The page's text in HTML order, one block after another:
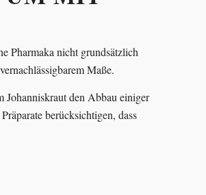
Pharmaka nicht grundsätzlich
Maße.
Johanniskraut den Abbau einiger
berücksichtigen, dass